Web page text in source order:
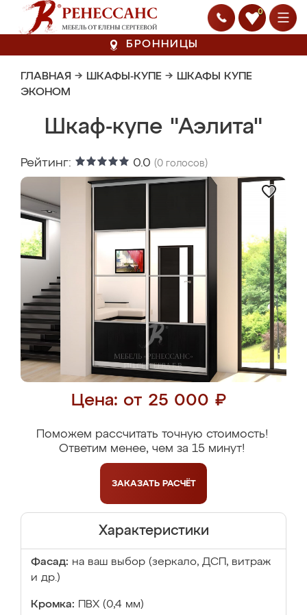
0
БРОННИЦЫ
ГЛАВНАЯ → ШКАФЫ-КУПЕ → ШКАФЫ КУПЕ
ЭКОНОМ
Шкаф-купе "Аэлита"
Рейтинг: 0.0 (0 голосов)
Цена: от 25 000 ₽
Поможем рассчитать точную стоимость!
Ответим менее, чем за 15 минут!
ЗАКАЗАТЬ РАСЧЁТ
Характеристики
Фасад: на ваш выбор (зеркало, ДСП, витраж
и др.)
Кромка: ПВХ (0,4 мм)